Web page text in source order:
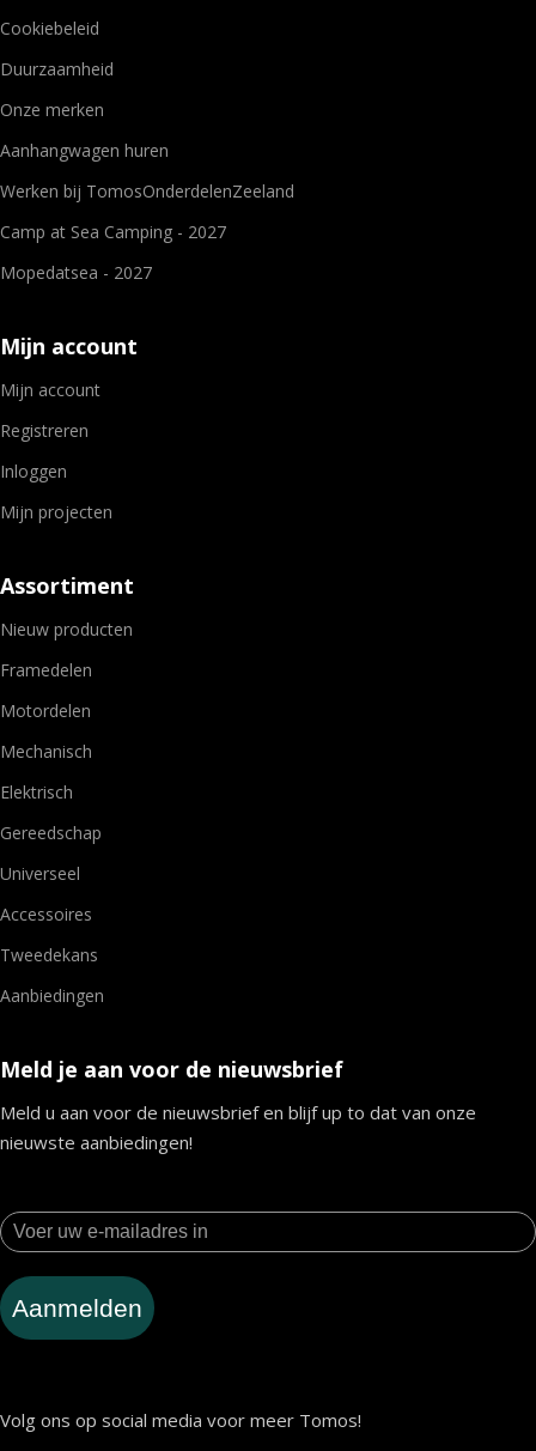
Cookiebeleid
Duurzaamheid
Onze merken
Aanhangwagen huren
Werken bij TomosOnderdelenZeeland
Camp at Sea Camping - 2027
Mopedatsea - 2027
Mijn account
Mijn account
Registreren
Inloggen
Mijn projecten
Assortiment
Nieuw producten
Framedelen
Motordelen
Mechanisch
Elektrisch
Gereedschap
Universeel
Accessoires
Tweedekans
Aanbiedingen
Meld je aan voor de nieuwsbrief
Meld u aan voor de nieuwsbrief en blijf up to dat van onze
nieuwste aanbiedingen!
Aanmelden
Volg ons op social media voor meer Tomos!